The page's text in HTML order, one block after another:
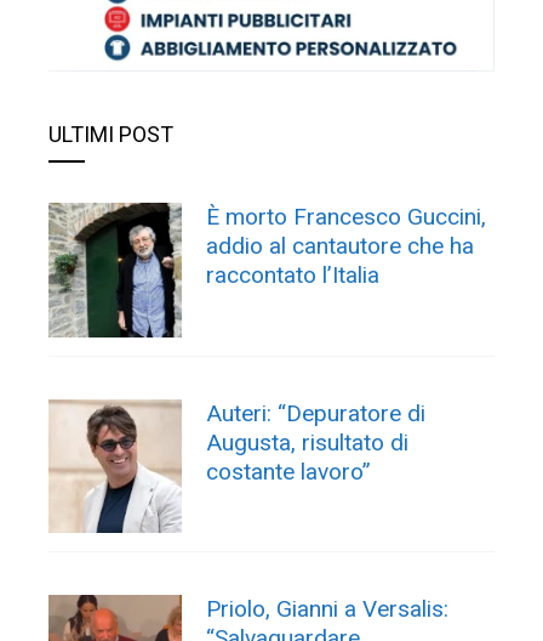
ULTIMI POST
È morto Francesco Guccini,
addio al cantautore che ha
raccontato l’Italia
Auteri: “Depuratore di
Augusta, risultato di
costante lavoro”
Priolo, Gianni a Versalis: